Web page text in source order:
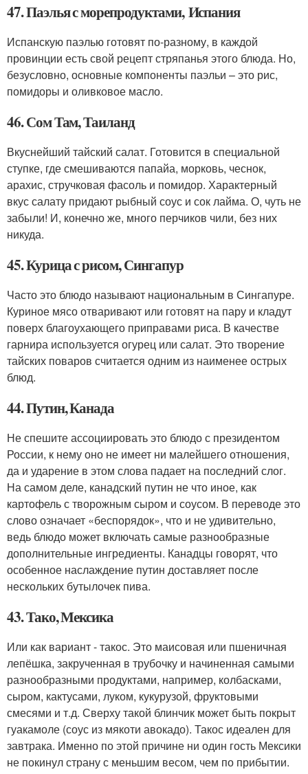
47. Паэлья с морепродуктами, Испания
Испанскую паэлью готовят по-разному, в каждой
провинции есть свой рецепт стряпанья этого блюда. Но,
безусловно, основные компоненты паэльи – это рис,
помидоры и оливковое масло.
46. Сом Там, Таиланд
Вкуснейший тайский салат. Готовится в специальной
ступке, где смешиваются папайа, морковь, чеснок,
арахис, стручковая фасоль и помидор. Характерный
вкус салату придают рыбный соус и сок лайма. О, чуть не
забыли! И, конечно же, много перчиков чили, без них
никуда.
45. Курица с рисом, Сингапур
Часто это блюдо называют национальным в Сингапуре.
Куриное мясо отваривают или готовят на пару и кладут
поверх благоухающего приправами риса. В качестве
гарнира используется огурец или салат. Это творение
тайских поваров считается одним из наименее острых
блюд.
44. Путин, Канада
Не спешите ассоциировать это блюдо с президентом
России, к нему оно не имеет ни малейшего отношения,
да и ударение в этом слова падает на последний слог.
На самом деле, канадский путин не что иное, как
картофель с творожным сыром и соусом. В переводе это
слово означает «беспорядок», что и не удивительно,
ведь блюдо может включать самые разнообразные
дополнительные ингредиенты. Канадцы говорят, что
особенное наслаждение путин доставляет после
нескольких бутылочек пива.
43. Тако, Мексика
Или как вариант - такос. Это маисовая или пшеничная
лепёшка, закрученная в трубочку и начиненная самыми
разнообразными продуктами, например, колбасками,
сыром, кактусами, луком, кукурузой, фруктовыми
смесями и т.д. Сверху такой блинчик может быть покрыт
гуакамоле (соус из мякоти авокадо). Такос идеален для
завтрака. Именно по этой причине ни один гость Мексики
не покинул страну с меньшим весом, чем по прибытии.